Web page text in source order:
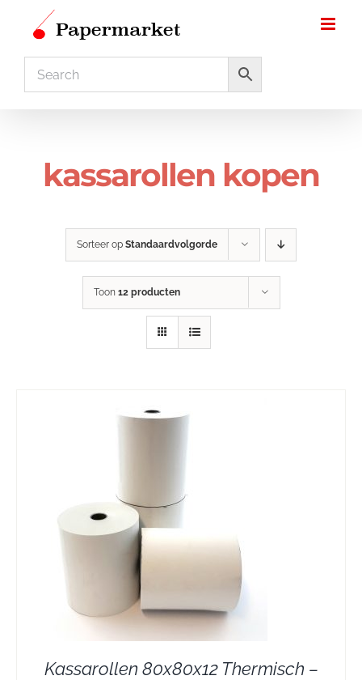
kassarollen kopen
Sorteer op Standaardvolgorde
Toon 12 producten
Kassarollen 80x80x12 Thermisch –